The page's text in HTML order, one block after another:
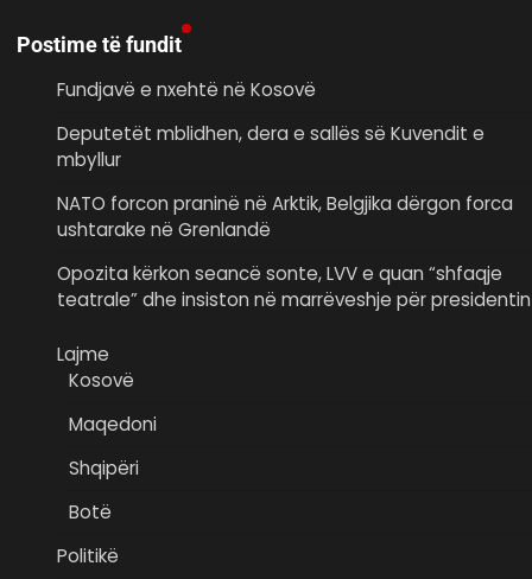
Postime të fundit
Fundjavë e nxehtë në Kosovë
Deputetët mblidhen, dera e sallës së Kuvendit e
mbyllur
NATO forcon praninë në Arktik, Belgjika dërgon forca
ushtarake në Grenlandë
Opozita kërkon seancë sonte, LVV e quan “shfaqje
teatrale” dhe insiston në marrëveshje për presidentin
Lajme
Kosovë
Maqedoni
Shqipëri
Botë
Politikë